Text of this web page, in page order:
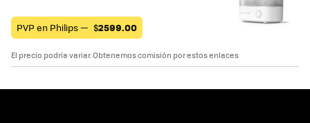
PVP en Philips — $2599.00
El precio podría variar. Obtenemos comisión por estos enlaces